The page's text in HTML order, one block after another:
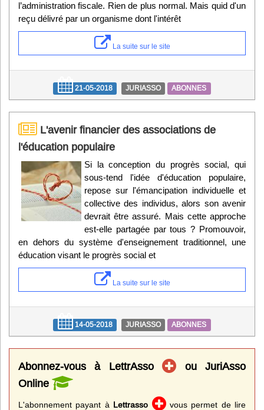
l’administration fiscale. Rien de plus normal. Mais quid d'un
reçu délivré par un organisme dont l'intérêt
La suite sur le site
21-05-2018 JURIASSO ABONNES
L'avenir financier des associations de
l'éducation populaire
Si la conception du progrès social, qui
sous-tend l'idée d'éducation populaire,
repose sur l'émancipation individuelle et
collective des individus, alors son avenir
devrait être assuré. Mais cette approche
est-elle partagée par tous ? Promouvoir,
en dehors du système d'enseignement traditionnel, une
éducation visant le progrès social et
La suite sur le site
14-05-2018 JURIASSO ABONNES
Abonnez-vous à LettrAsso
ou JuriAsso
Online
L'abonnement payant à Lettrasso
vous permet de lire